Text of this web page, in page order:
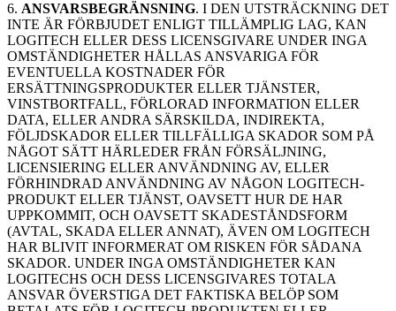
6. ANSVARSBEGRÄNSNING. I DEN UTSTRÄCKNING DET
INTE ÄR FÖRBJUDET ENLIGT TILLÄMPLIG LAG, KAN
LOGITECH ELLER DESS LICENSGIVARE UNDER INGA
OMSTÄNDIGHETER HÅLLAS ANSVARIGA FÖR
EVENTUELLA KOSTNADER FÖR
ERSÄTTNINGSPRODUKTER ELLER TJÄNSTER,
VINSTBORTFALL, FÖRLORAD INFORMATION ELLER
DATA, ELLER ANDRA SÄRSKILDA, INDIREKTA,
FÖLJDSKADOR ELLER TILLFÄLLIGA SKADOR SOM PÅ
NÅGOT SÄTT HÄRLEDER FRÅN FÖRSÄLJNING,
LICENSIERING ELLER ANVÄNDNING AV, ELLER
FÖRHINDRAD ANVÄNDNING AV NÅGON LOGITECH-
PRODUKT ELLER TJÄNST, OAVSETT HUR DE HAR
UPPKOMMIT, OCH OAVSETT SKADESTÅNDSFORM
(AVTAL, SKADA ELLER ANNAT), ÄVEN OM LOGITECH
HAR BLIVIT INFORMERAT OM RISKEN FÖR SÅDANA
SKADOR. UNDER INGA OMSTÄNDIGHETER KAN
LOGITECHS OCH DESS LICENSGIVARES TOTALA
ANSVAR ÖVERSTIGA DET FAKTISKA BELÖP SOM